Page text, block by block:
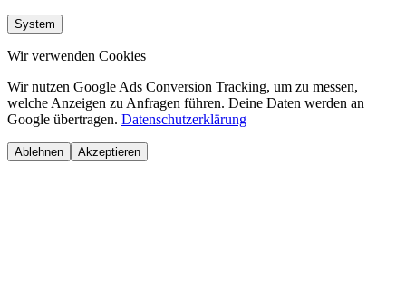
System
Wir verwenden Cookies
Wir nutzen Google Ads Conversion Tracking, um zu messen,
welche Anzeigen zu Anfragen führen. Deine Daten werden an
Google übertragen. Datenschutzerklärung
Ablehnen Akzeptieren